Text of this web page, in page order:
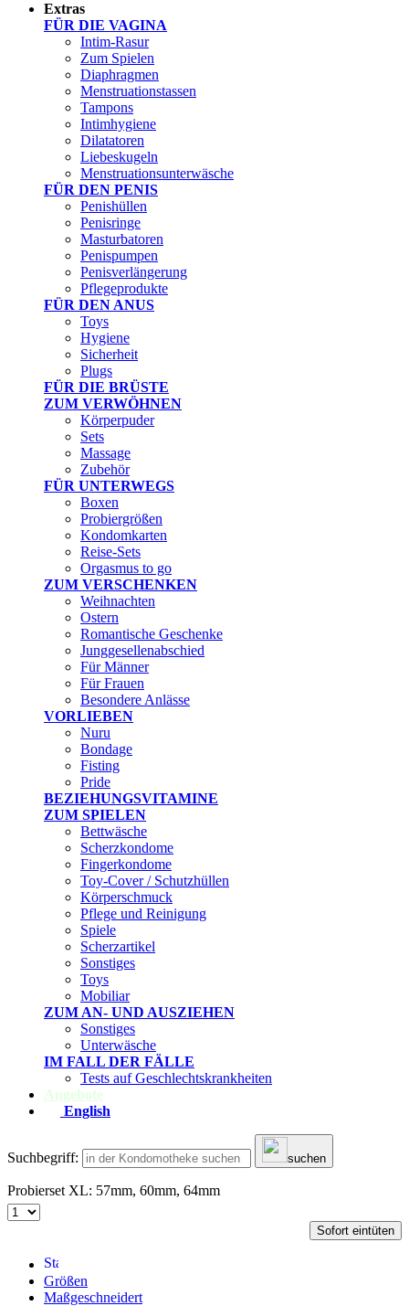
Extras
FÜR DIE VAGINA
Intim-Rasur
Zum Spielen
Diaphragmen
Menstruationstassen
Tampons
Intimhygiene
Dilatatoren
Liebeskugeln
Menstruationsunterwäsche
FÜR DEN PENIS
Penishüllen
Penisringe
Masturbatoren
Penispumpen
Penisverlängerung
Pflegeprodukte
FÜR DEN ANUS
Toys
Hygiene
Sicherheit
Plugs
FÜR DIE BRÜSTE
ZUM VERWÖHNEN
Körperpuder
Sets
Massage
Zubehör
FÜR UNTERWEGS
Boxen
Probiergrößen
Kondomkarten
Reise-Sets
Orgasmus to go
ZUM VERSCHENKEN
Weihnachten
Ostern
Romantische Geschenke
Junggesellenabschied
Für Männer
Für Frauen
Besondere Anlässe
VORLIEBEN
Nuru
Bondage
Fisting
Pride
BEZIEHUNGSVITAMINE
ZUM SPIELEN
Bettwäsche
Scherzkondome
Fingerkondome
Toy-Cover / Schutzhüllen
Körperschmuck
Pflege und Reinigung
Spiele
Scherzartikel
Sonstiges
Toys
Mobiliar
ZUM AN- UND AUSZIEHEN
Sonstiges
Unterwäsche
IM FALL DER FÄLLE
Tests auf Geschlechtskrankheiten
Angebote
English
Suchbegriff: suchen
Probierset XL: 57mm, 60mm, 64mm
Sofort eintüten
Größen
Maßgeschneidert